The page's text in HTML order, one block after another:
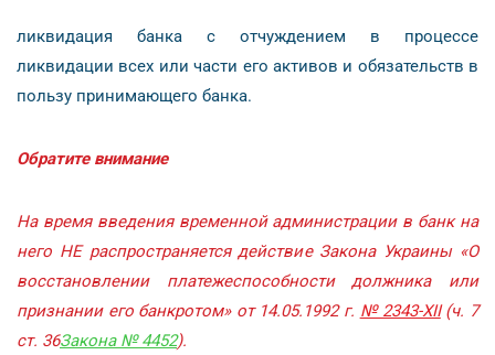
ликвидация банка с отчуждением в процессе
ликвидации всех или части его активов и обязательств в
пользу принимающего банка.
Обратите внимание
На время введения временной администрации в банк на
него НЕ распространяется действие Закона Украины «О
восстановлении платежеспособности должника или
признании его банкротом» от 14.05.1992 г. № 2343-XII(ч. 7
ст. 36Закона № 4452).